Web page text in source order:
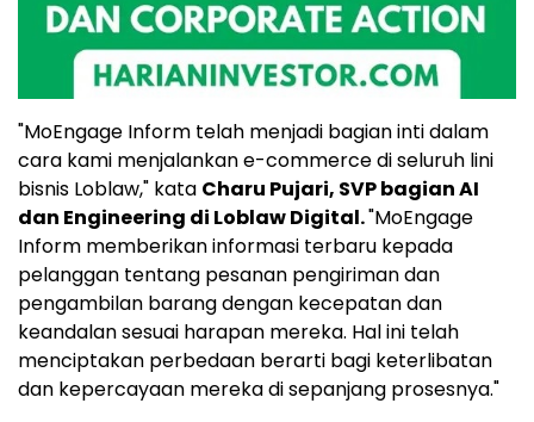
"MoEngage Inform telah menjadi bagian inti dalam
cara kami menjalankan e-commerce di seluruh lini
bisnis Loblaw," kata Charu Pujari, SVP bagian AI
dan Engineering di Loblaw Digital."MoEngage
Inform memberikan informasi terbaru kepada
pelanggan tentang pesanan pengiriman dan
pengambilan barang dengan kecepatan dan
keandalan sesuai harapan mereka. Hal ini telah
menciptakan perbedaan berarti bagi keterlibatan
dan kepercayaan mereka di sepanjang prosesnya."